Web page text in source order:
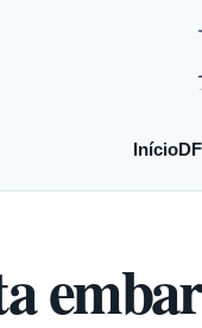
InícioDF